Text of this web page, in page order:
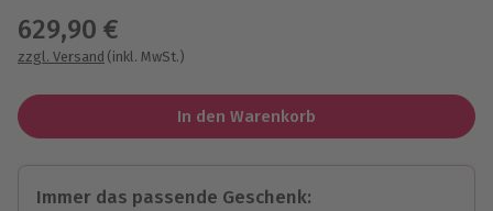
629,90 €
zzgl. Versand (inkl. MwSt.)
In den Warenkorb
Immer das passende Geschenk: